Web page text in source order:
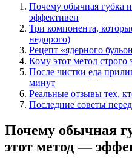
Почему обычная губка
эффективен
Три компонента,
недорого)
Рецепт «ядерного
Кому этот метод строго
После чистки еда
минут
Реальные отзывы тех,
Последние советы
Почему обычная
этот метод —